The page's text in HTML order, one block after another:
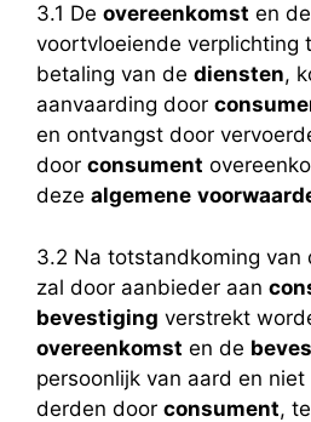
3.1 De overeenkomst en
voortvloeiende verplichting
betaling van de diensten,
aanvaarding door
en ontvangst door
door consument
deze algemene
3.2 Na totstandkoming van
zal door aanbieder aan
bevestiging verstrekt
overeenkomst en de
persoonlijk van aard en
derden door consument,